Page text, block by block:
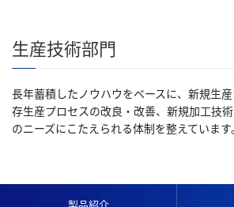
生産技術部門
長年蓄積したノウハウをベースに、新規生
存生産プロセスの改良・改善、新規加工技
のニーズにこたえられる体制を整えています。